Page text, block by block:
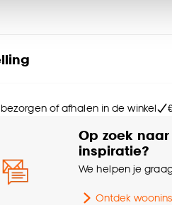
of afhalen in de winkel
Op zoek naar
inspiratie?
We helpen je
Ontdek